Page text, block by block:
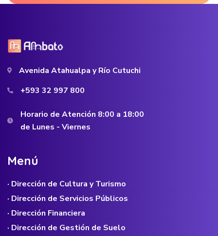
Avenida Atahualpa y Río Cutuchi
+593 32 997 800
Horario de Atención 8:00 a 18:00
de Lunes - Viernes
Menú
· Dirección de Cultura y Turismo
· Dirección de Servicios Públicos
· Dirección Financiera
· Dirección de Gestión de Suelo